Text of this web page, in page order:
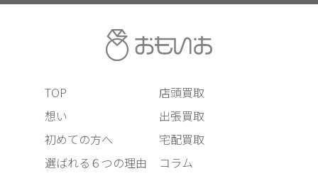
TOP
想い
初めての方へ
選ばれる６つの理由
店頭買取
出張買取
宅配買取
コラム